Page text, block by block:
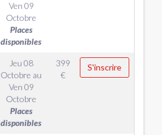
Ven 09
Octobre
Places
disponibles
Jeu 08
Octobre au
Ven 09
Octobre
Places
disponibles
399
€
S'inscrire